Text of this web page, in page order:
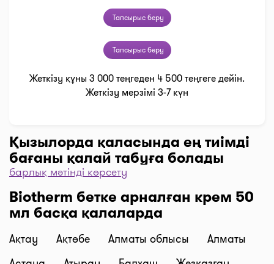
Тапсырыс беру
Тапсырыс беру
Жеткізу құны 3 000 теңгеден 4 500 теңгеге дейін.
Жеткізу мерзімі 3-7 күн
Қызылорда қаласында ең тиімді
бағаны қалай табуға болады
Дәріханаларды баға бойынша іріктеу үшін “Сүзгі”
түймесін, одан әрі “Бағасы бойынша, 1… бастап
…” және “Таңдау” деген түймені басыңыз.
teka сервисінің көмегімен үнемдеңіз!
Жеткізу
барлық мәтінді көрсету
Biotherm бетке арналған крем 50
мл басқа қалаларда
Ақтау Ақтөбе Алматы облысы
Алматы